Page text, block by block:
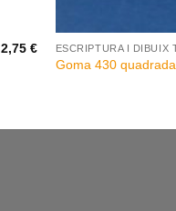
2,75€ ESCRIPTURA I DIBUIX
Goma 430 quadrada